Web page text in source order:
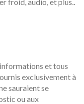
et tous
exclusivement à
sauraient se
ou aux